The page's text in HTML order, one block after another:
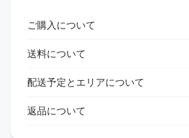
ご購入について
送料について
配送予定とエリアについて
返品について